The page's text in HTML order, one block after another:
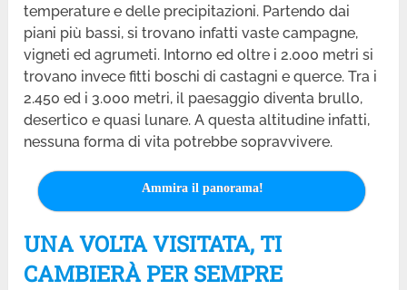
temperature e delle precipitazioni. Partendo dai
piani più bassi, si trovano infatti vaste campagne,
vigneti ed agrumeti. Intorno ed oltre i 2.000 metri si
trovano invece fitti boschi di castagni e querce. Tra i
2.450 ed i 3.000 metri, il paesaggio diventa brullo,
desertico e quasi lunare. A questa altitudine infatti,
nessuna forma di vita potrebbe sopravvivere.
Ammira il panorama!
UNA VOLTA VISITATA, TI
CAMBIERÀ PER SEMPRE